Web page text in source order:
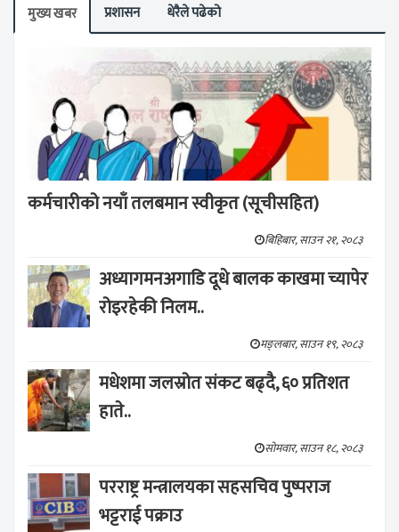
मुख्य खबर प्रशासन धेरैले पढेको
कर्मचारीको नयाँ तलबमान स्वीकृत (सूचीसहित)
बिहिबार, साउन २१, २०८३
अध्यागमनअगाडि दूधे बालक काखमा च्यापेर
रोइरहेकी निलम..
मङ्लबार, साउन १९, २०८३
मधेशमा जलस्रोत संकट बढ्दै, ६० प्रतिशत
हाते..
सोमवार, साउन १८, २०८३
परराष्ट्र मन्त्रालयका सहसचिव पुष्पराज
भट्टराई पक्राउ